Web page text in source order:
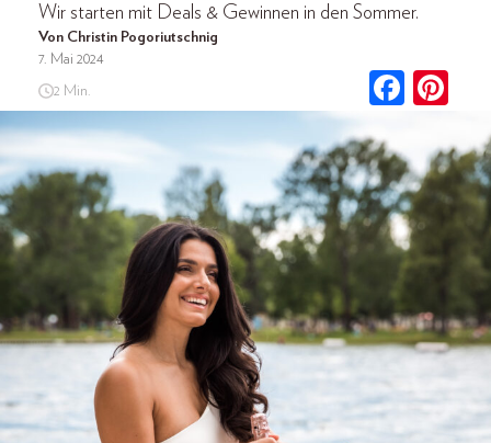
Wir starten mit Deals & Gewinnen in den Sommer.
Von Christin Pogoriutschnig
7. Mai 2024
2 Min.